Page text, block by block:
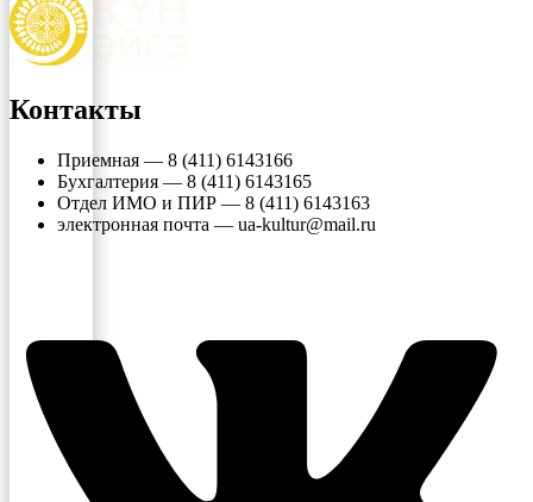
Контакты
Приемная — 8 (411) 6143166
Бухгалтерия — 8 (411) 6143165
Отдел ИМО и ПИР — 8 (411) 6143163
электронная почта — ua-kultur@mail.ru